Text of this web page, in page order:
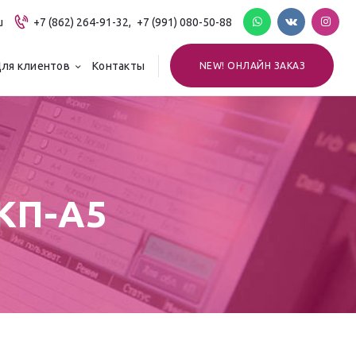
+7 (862) 264-91-32, +7 (991) 080-50-88
клиентов Контакты NEW! ОНЛАЙН ЗАКАЗ
А5